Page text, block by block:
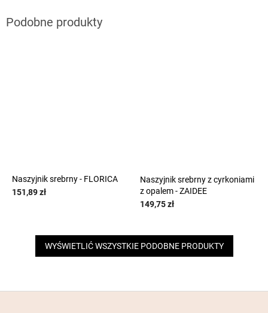
Naszyjnik srebrny - FLORICA
151,89 zł
Naszyjnik srebrny z cyrkoniami
z opalem - ZAIDEE
149,75 zł
WYŚWIETLIĆ WSZYSTKIE PODOBNE PRODUKTY